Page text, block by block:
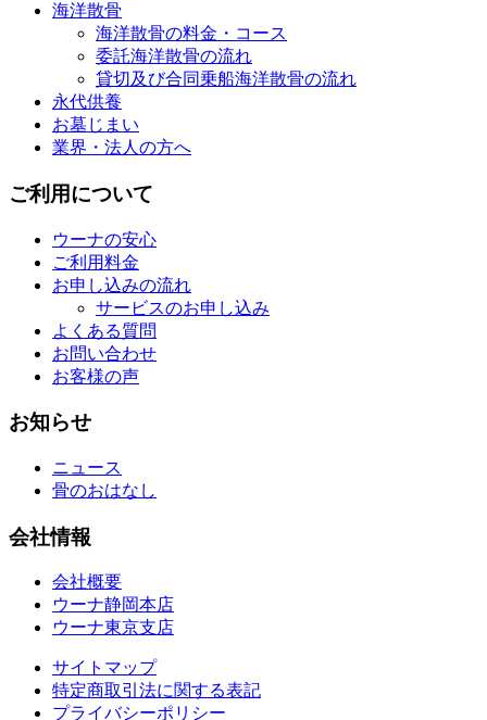
海洋散骨
海洋散骨の料金・コース
委託海洋散骨の流れ
貸切及び合同乗船海洋散骨の流れ
永代供養
お墓じまい
業界・法人の方へ
ご利用について
ウーナの安心
ご利用料金
お申し込みの流れ
サービスのお申し込み
よくある質問
お問い合わせ
お客様の声
お知らせ
ニュース
骨のおはなし
会社情報
会社概要
ウーナ静岡本店
ウーナ東京支店
サイトマップ
特定商取引法に関する表記
プライバシーポリシー